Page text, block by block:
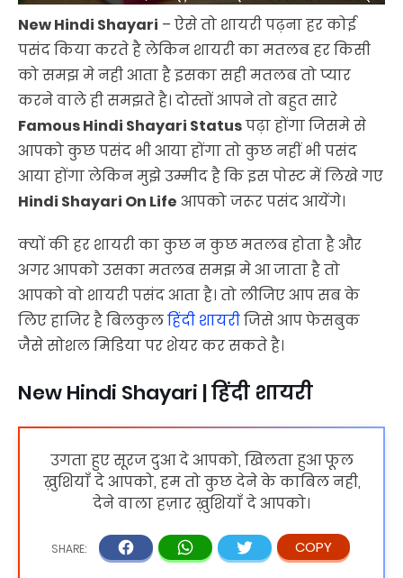
New Hindi Shayari – ऐसे तो शायरी पढ़ना हर कोई
पसंद किया करते है लेकिन शायरी का मतलब हर किसी
को समझ मे नही आता है इसका सही मतलब तो प्यार
करने वाले ही समझते है। दोस्तों आपने तो बहुत सारे
Famous Hindi Shayari Statusपढ़ा होंगा जिसमे से
आपको कुछ पसंद भी आया होंगा तो कुछ नहीं भी पसंद
आया होंगा लेकिन मुझे उम्मीद है कि इस पोस्ट में लिखे गए
Hindi Shayari On Life आपको जरूर पसंद आयेंगे।
क्यों की हर शायरी का कुछ न कुछ मतलब होता है और
अगर आपको उसका मतलब समझ मे आ जाता है तो
आपको वो शायरी पसंद आता है। तो लीजिए आप सब के
लिए हाजिर है बिलकुलहिंदी शायरीजिसे आप फेसबुक
जैसे सोशल मिडिया पर शेयर कर सकते है।
New Hindi Shayari | हिंदी शायरी
उगता हुए सूरज दुआ दे आपको, खिलता हुआ फूल
ख़ुशियाँ दे आपको, हम तो कुछ देने के काबिल नही,
देने वाला हज़ार ख़ुशियाँ दे आपको।